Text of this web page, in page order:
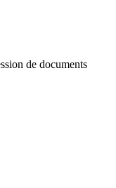
de documents